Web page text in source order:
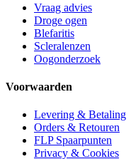
Vraag advies
Droge ogen
Blefaritis
Scleralenzen
Oogonderzoek
Voorwaarden
Levering & Betaling
Orders & Retouren
FLP Spaarpunten
Privacy & Cookies